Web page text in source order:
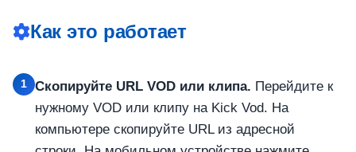
Как это работает
1 Скопируйте URL VOD или клипа. Перейдите к
нужному VOD или клипу на Kick Vod. На
компьютере скопируйте URL из адресной